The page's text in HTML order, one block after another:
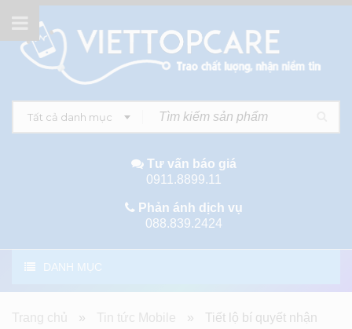
Tất cả danh mục
Tư vấn báo giá
0911.8899.11
Phản ánh dịch vụ
088.839.2424
DANH MỤC
Trang chủ » Tin tức Mobile »
Tiết lộ bí quyết nhận